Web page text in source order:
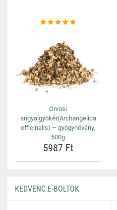
Orvosi
angyalgyökér(Archangelica
officinalis) – gyógynövény,
500g
5987 Ft
KEDVENC E-BOLTOK